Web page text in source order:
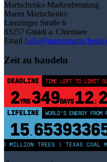
Martschenko Markenberatung
Maren Martschenko
Lienzinger Straße 6
83257 Gstadt a. Chiemsee
Email
Zeit zu handeln
DEADLINE TIME LEFT TO LIMIT
2YRS349DAYS 12:
LIFELINE WORLD'S ENERGY FROM
15.
MILLION TREES | TEXAS COAL